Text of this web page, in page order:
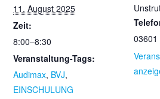
11. August 2025
Zeit:
8:00–8:30
Veranstaltung-Tags:
Audimax, BVJ,
EINSCHULUNG
03601